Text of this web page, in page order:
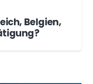
Belgien,